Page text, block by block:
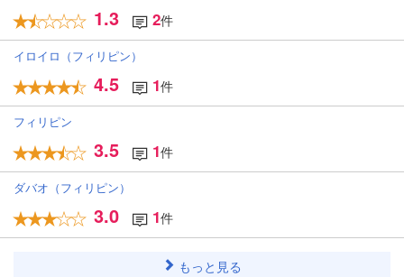
1.3 2件
イロイロ（フィリピン）
4.5 1件
フィリピン
3.5 1件
ダバオ（フィリピン）
3.0 1件
もっと見る